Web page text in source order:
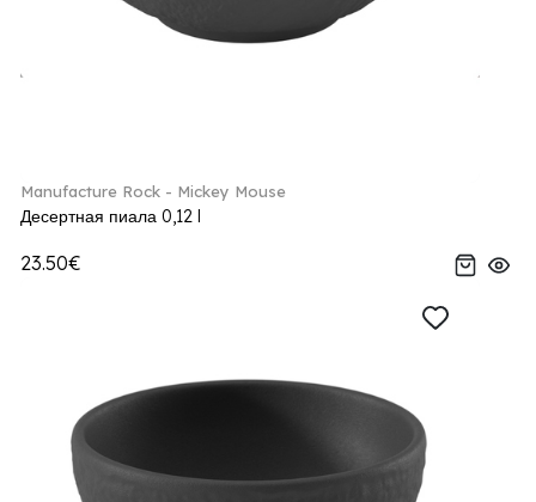
Manufacture Rock - Mickey Mouse
Десертная пиала 0,12 l
23.50€